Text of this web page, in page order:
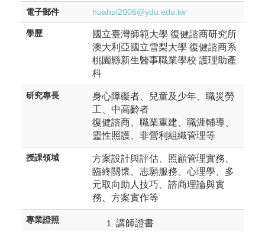
電子郵件 huahui2006@ydu.edu.tw
學歷 國立臺灣師範大學 復健諮商研究所
澳大利亞國立雪梨大學 復健諮商系
桃園縣新生醫事職業學校 護理助產
科
研究專長
身心障礙者、兒童及少年、職災勞
工、中高齡者
復健諮商、職業重建、職涯輔導、
靈性照護、非營利組織管理等
授課領域
方案設計與評估、照顧管理實務、
臨終關懷、志願服務、心理學、多
元取向助人技巧、諮商理論與實
務、方案實作等
專業證照
講師證書